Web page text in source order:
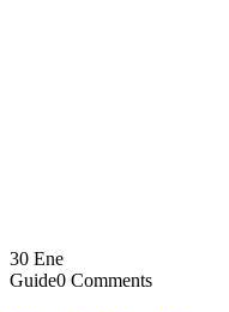
30 Ene
Guide0 Comments